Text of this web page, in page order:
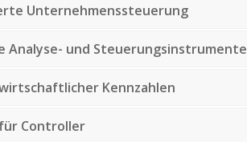
Unternehmenssteuerung
und Steuerungsinstrumente
Kennzahlen
Controller